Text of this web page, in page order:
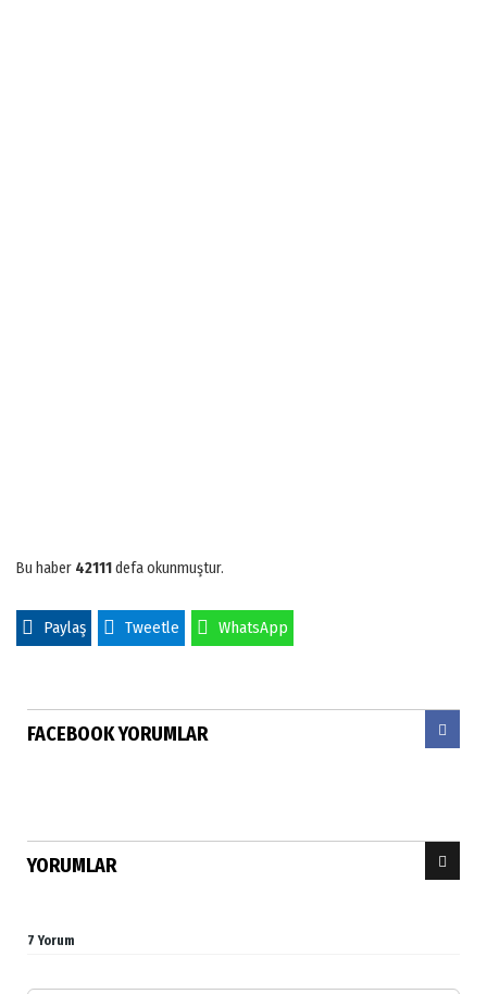
Bu haber 42111defa okunmuştur.
Paylaş Tweetle WhatsApp
FACEBOOK YORUMLAR
YORUMLAR
7 Yorum